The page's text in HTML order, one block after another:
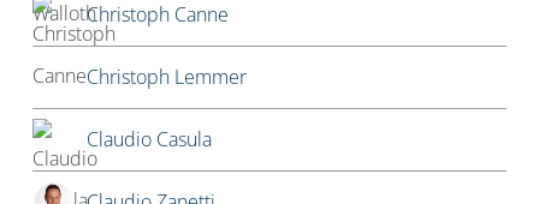
Christoph Canne
Christoph Lemmer
Claudio Casula